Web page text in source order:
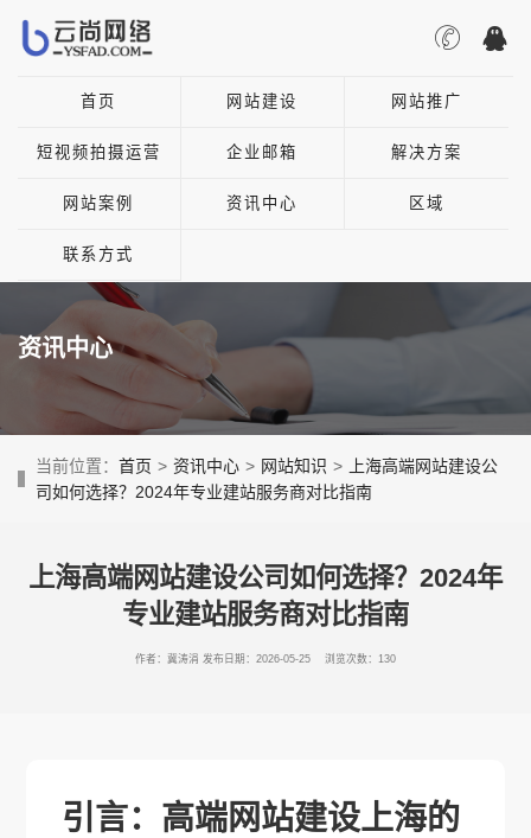
首页 网站建设 网站推广
短视频拍摄运营 企业邮箱 解决方案
网站案例 资讯中心 区域
联系方式
资讯中心
当前位置： 首页 > 资讯中心 > 网站知识 >
上海高端网站建设公
司如何选择？2024年专业建站服务商对比指南
上海高端网站建设公司如何选择？2024年
专业建站服务商对比指南
作者：冀涛涓 发布日期：2026-05-25 浏览次数：130
引言：高端网站建设上海的